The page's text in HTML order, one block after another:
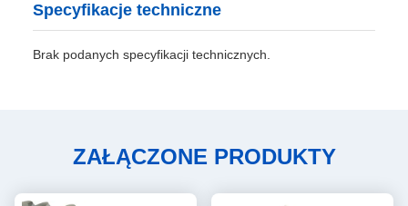
Specyfikacje techniczne
Brak podanych specyfikacji technicznych.
ZAŁĄCZONE PRODUKTY